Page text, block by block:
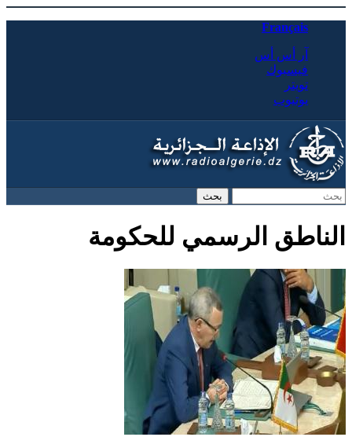
Français
آر أس أس
فيسبوك
تويتر
يوتيوب
‏بحث ‏
الناطق الرسمي للحكومة